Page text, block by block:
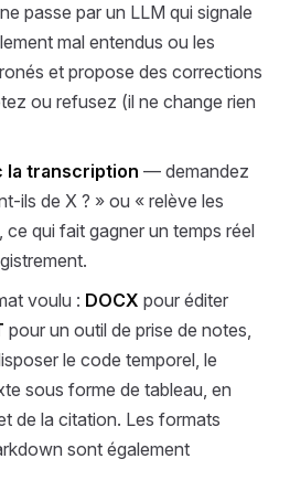
passe par un LLM qui signale
mal entendus ou les
et propose des corrections
ou refusez (il ne change rien
la transcription — demandez
ils de X ? » ou « relève les
ce qui fait gagner un temps réel
voulu : DOCX pour éditer
pour un outil de prise de notes,
le code temporel, le
sous forme de tableau, en
de la citation. Les formats
sont également